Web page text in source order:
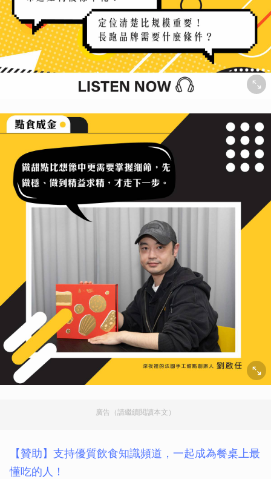
廣告（請繼續閱讀本文）
【贊助】支持優質飲食知識頻道，一起成為餐桌上最
懂吃的人！